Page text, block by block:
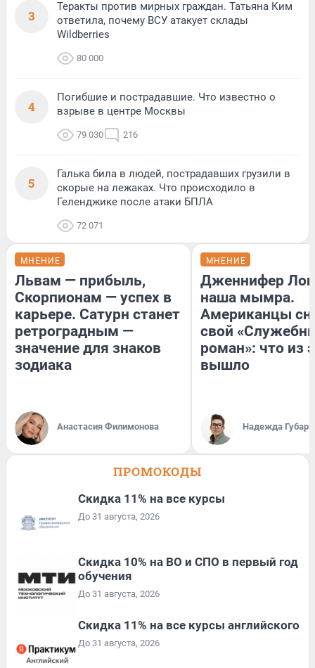
3
Теракты против мирных граждан. Татьяна Ким
ответила, почему ВСУ атакует склады
Wildberries
80 000
4
Погибшие и пострадавшие. Что известно о
взрыве в центре Москвы
79 030 216
5
Галька била в людей, пострадавших грузили в
скорые на лежаках. Что происходило в
Геленджике после атаки БПЛА
72 071
МНЕНИЕ
Львам — прибыль,
Скорпионам — успех в
карьере. Сатурн станет
ретроградным —
значение для знаков
зодиака
Анастасия Филимонова
МНЕНИЕ
Дженнифер
наша мымра.
Американцы
свой
роман»: что из
вышло
Надежда Губарь
ПРОМОКОДЫ
Скидка 11% на все курсы
До 31 августа, 2026
Скидка 10% на ВО и СПО в первый год
обучения
До 31 августа, 2026
Скидка 11% на все курсы английского
До 31 августа, 2026